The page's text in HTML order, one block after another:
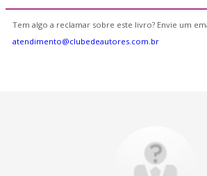
Tem algo a reclamar sobre este livro? Envie um
atendimento@clubedeautores.com.br